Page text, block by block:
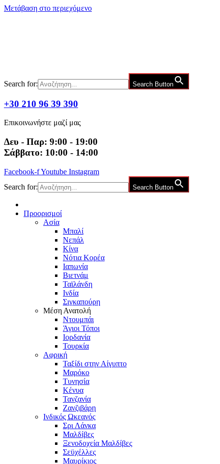
Μετάβαση στο περιεχόμενο
Search for: Search Button
+30 210 96 39 390
Επικοινωνήστε μαζί μας
Δευ - Παρ: 9:00 - 19:00
Σάββατο: 10:00 - 14:00
Facebook-fYoutube Instagram
Search for:
Search Button
Προορισμοί
Ασία
Μπαλί
Νεπάλ
Κίνα
Νότια Κορέα
Ιαπωνία
Βιετνάμ
Ταϊλάνδη
Ινδία
Σιγκαπούρη
Μέση Ανατολή
Ντουμπάι
Άγιοι Τόποι
Ιορδανία
Τουρκία
Αφρική
Ταξίδι στην Αίγυπτο
Μαρόκο
Τυνησία
Κένυα
Τανζανία
Ζανζιβάρη
Ινδικός Ωκεανός
Σρι Λάνκα
Μαλδίβες
Ξενοδοχεία Μαλδίβες
Σεϋχέλλες
Μαυρίκιος